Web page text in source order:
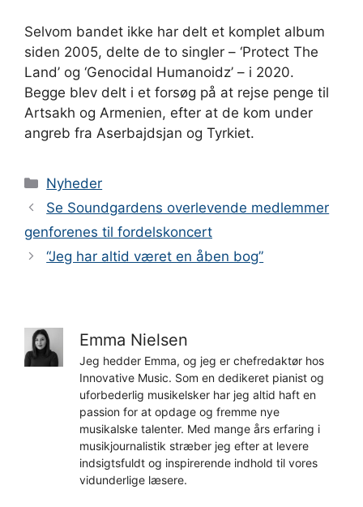
Selvom bandet ikke har delt et komplet album
siden 2005, delte de to singler – ‘Protect The
Land’ og ‘Genocidal Humanoidz’ – i 2020.
Begge blev delt i et forsøg på at rejse penge til
Artsakh og Armenien, efter at de kom under
angreb fra Aserbajdsjan og Tyrkiet.
Kategorier
Nyheder
Se Soundgardens overlevende medlemmer
genforenes til fordelskoncert
“Jeg har altid været en åben bog”
Emma Nielsen
Jeg hedder Emma, og jeg er chefredaktør hos
Innovative Music. Som en dedikeret pianist og
uforbederlig musikelsker har jeg altid haft en
passion for at opdage og fremme nye
musikalske talenter. Med mange års erfaring i
musikjournalistik stræber jeg efter at levere
indsigtsfuldt og inspirerende indhold til vores
vidunderlige læsere.